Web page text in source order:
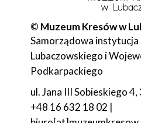
© Muzeum Kresów w
Samorządowa
Lubaczowskiego i
Podkarpackiego
ul. Jana III Sobieskiego
+48 16 632 18 02 |